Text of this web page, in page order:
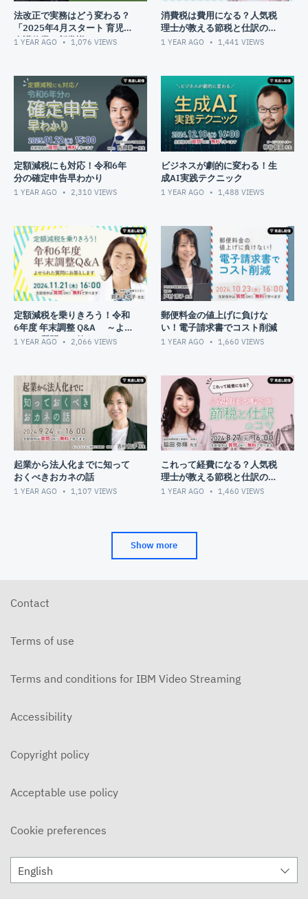
法改正で実務はどう変わる？
「2025年4月スタート 育児・
介護休業の新常識」
1 YEAR AGO 1,076 VIEWS
消費税は費用になる？人気税
理士が教える節税と仕訳のコ
ツ part2
1 YEAR AGO 1,441 VIEWS
定額減税にも対応！令和6年
分の確定申告早わかり
1 YEAR AGO 2,310 VIEWS
ビジネスが劇的に変わる！生
成AI実践テクニック
1 YEAR AGO 1,488 VIEWS
定額減税を乗りきろう！令和
6年度 年末調整 Q&A ～よせ
られた質問にお答えします～
1 YEAR AGO 2,066 VIEWS
郵便料金の値上げに負けな
い！電子請求書でコスト削減
1 YEAR AGO 1,660 VIEWS
起業から法人化までに知って
おくべきおカネの話
1 YEAR AGO 1,107 VIEWS
これって経費になる？人気税
理士が教える節税と仕訳のコ
ツ
1 YEAR AGO 1,460 VIEWS
Show more
Contact
Terms of use
Terms and conditions for IBM Video Streaming
Accessibility
Copyright policy
Acceptable use policy
Cookie preferences
English